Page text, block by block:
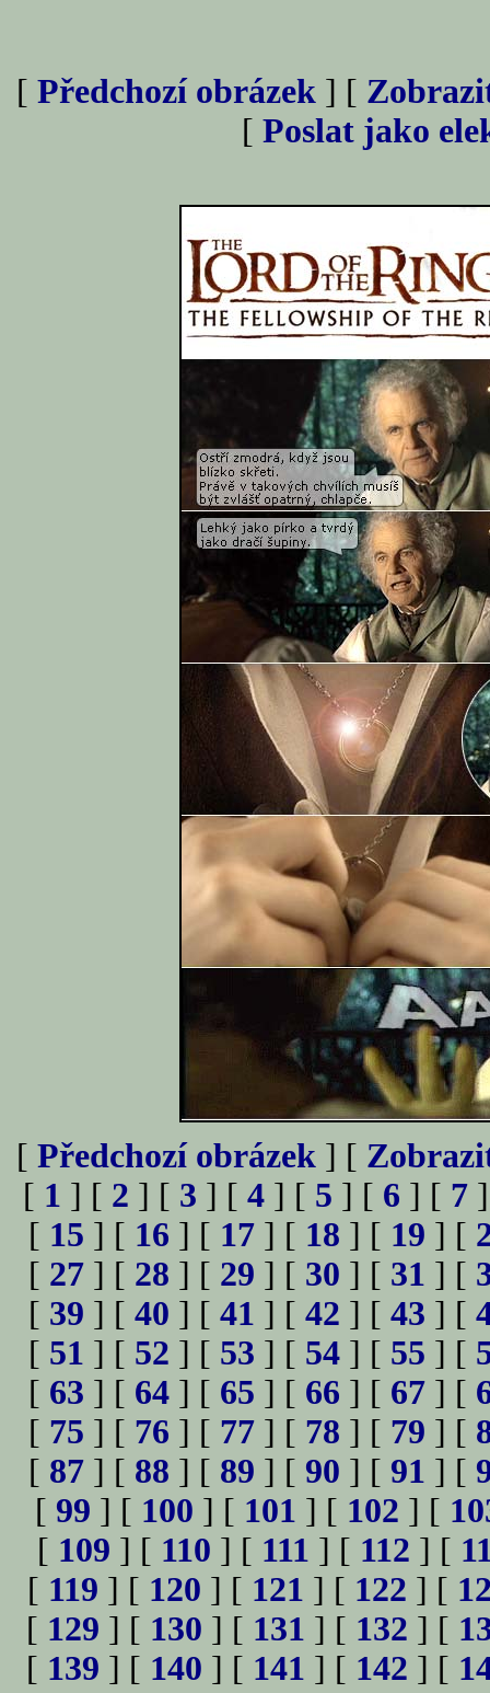
[ Předchozí obrázek ] [
[ Poslat jako
[ Předchozí obrázek ] [
[ 1 ] [ 2 ] [ 3 ] [ 4 ] [ 5 ] [ 6 ] [ 7
[ 15 ] [ 16 ] [ 17 ] [ 18 ] [ 19 ] [
[ 27 ] [ 28 ] [ 29 ] [ 30 ] [ 31 ] [
[ 39 ] [ 40 ] [ 41 ] [ 42 ] [ 43 ] [
[ 51 ] [ 52 ] [ 53 ] [ 54 ] [ 55 ] [
[ 63 ] [ 64 ] [ 65 ] [ 66 ] [ 67 ] [
[ 75 ] [ 76 ] [ 77 ] [ 78 ] [ 79 ] [
[ 87 ] [ 88 ] [ 89 ] [ 90 ] [ 91 ] [
[ 99 ] [ 100 ] [ 101 ] [ 102 ] [
[ 109 ] [ 110 ] [ 111 ] [ 112 ] [
[ 119 ] [ 120 ] [ 121 ] [ 122 ] [
[ 129 ] [ 130 ] [ 131 ] [ 132 ] [
[ 139 ] [ 140 ] [ 141 ] [ 142 ] [